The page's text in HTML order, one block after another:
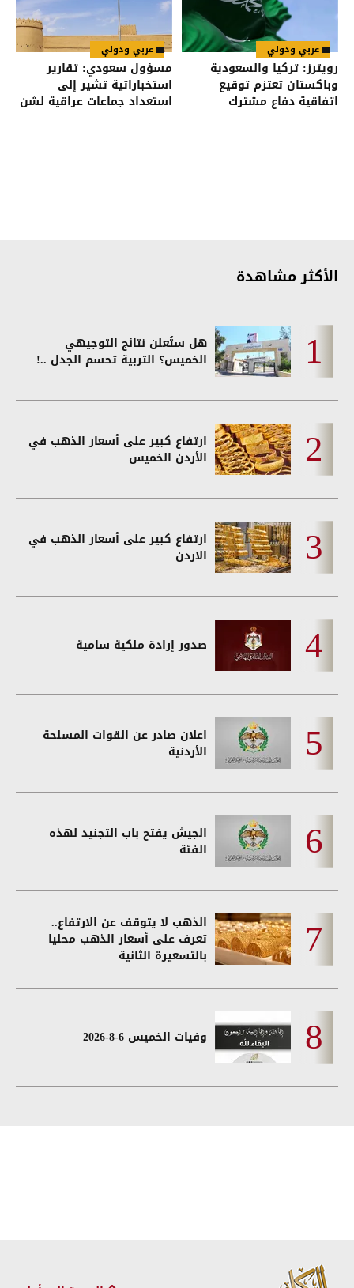
عربي ودولي
رويترز: تركيا والسعودية
وباكستان تعتزم توقيع
اتفاقية دفاع مشترك
عربي ودولي
مسؤول سعودي: تقارير
استخباراتية تشير إلى
استعداد جماعات عراقية لشن
الأكثر مشاهدة
هل ستُعلن نتائج التوجيهي
الخميس؟ التربية تحسم الجدل ..!
ارتفاع كبير على أسعار الذهب في
الأردن الخميس
ارتفاع كبير على أسعار الذهب في
الاردن
صدور إرادة ملكية سامية
اعلان صادر عن القوات المسلحة
الأردنية
الجيش يفتح باب التجنيد لهذه
الفئة
الذهب لا يتوقف عن الارتفاع..
تعرف على أسعار الذهب محليا
بالتسعيرة الثانية
وفيات الخميس 6-8-2026